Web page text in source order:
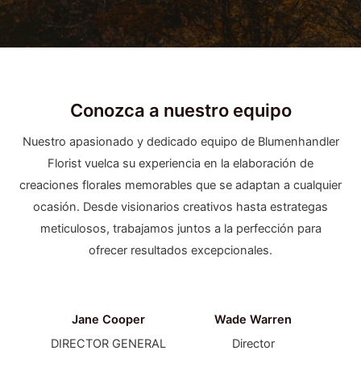
Conozca a nuestro equipo
Nuestro apasionado y dedicado equipo de Blumenhandler
Florist vuelca su experiencia en la elaboración de
creaciones florales memorables que se adaptan a cualquier
ocasión. Desde visionarios creativos hasta estrategas
meticulosos, trabajamos juntos a la perfección para
ofrecer resultados excepcionales.
Jane Cooper
DIRECTOR GENERAL
Wade Warren
Director